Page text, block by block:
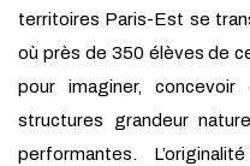
territoires Paris-Est se
où près de 350 élèves de
pour imaginer,
structures grandeur
performantes.